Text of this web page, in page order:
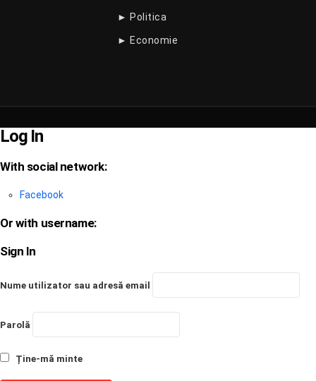
► Politica
► Economie
Log In
With social network:
Facebook
Or with username:
Sign In
Nume utilizator sau adresă email
Parolă
Ține-mă minte